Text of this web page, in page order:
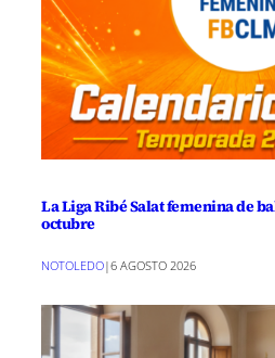
La Liga Ribé Salat femenina de
octubre
NOTOLEDO|6 AGOSTO 2026